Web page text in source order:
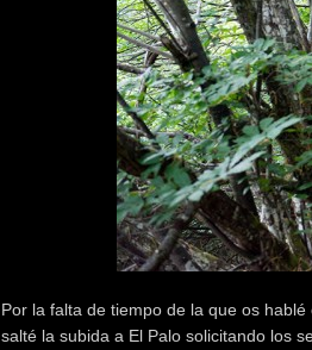
Por la falta de tiempo de la que os
salté la subida a El Palo solicitando los